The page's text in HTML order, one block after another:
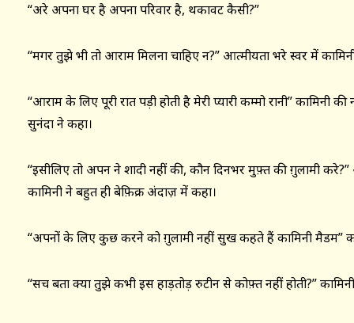
“अरे अपना घर है अपना परिवार है, थकावट कैसी?”
“मगर तुझे भी तो आराम मिलना चाहिए न?” आत्मीयता भरे स्वर में
“आराम के लिए पूरी रात पड़ी होती है मेरी प्यारी कम्मो रानी” कामिनी
सुनंदा ने कहा।
“इसीलिए तो अपन ने शादी नहीं की, कौन दिनभर मुफ़्त की ग़ुलामी
कामिनी ने बहुत ही बेफ़िक्र अंदाज़ में कहा।
“अपनों के लिए कुछ करने को ग़ुलामी नहीं सुख कहते हैं कामिनी मैडम”
“सच बता क्या तुझे कभी इस हाड़तोड़ रुटीन से कोफ़्त नहीं होती?” कामिनी